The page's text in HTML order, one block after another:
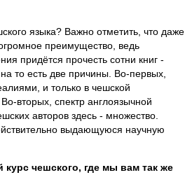
языка? Важно отметить, что даже
преимущество, ведь
придётся прочесть сотни книг -
то есть две причины. Во-первых,
и только в чешской
вторых, спектр англоязычной
авторов здесь - множество.
выдающуюся научную
курс чешского, где мы вам так же